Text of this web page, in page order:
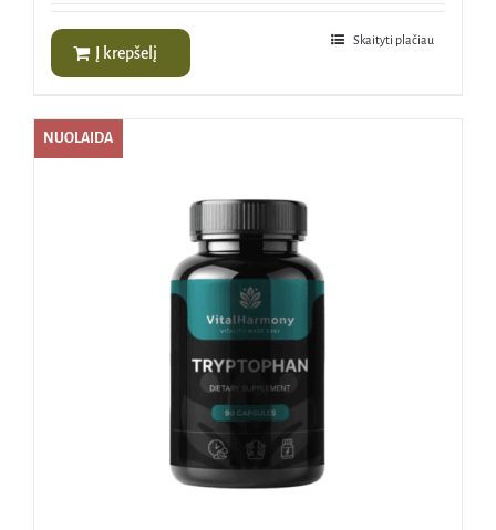
Į krepšelį
Skaityti plačiau
NUOLAIDA